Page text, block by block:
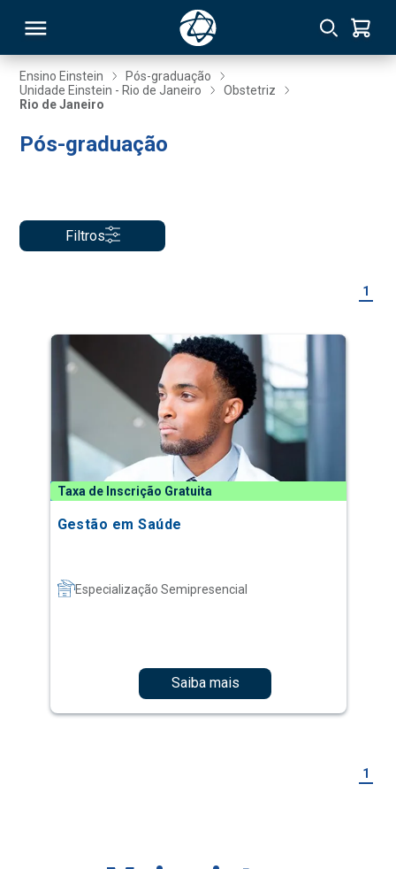
Ensino Einstein
Pós-graduação
Unidade Einstein - Rio de Janeiro
Obstetriz
Rio de Janeiro
Pós-graduação
Filtros
1
Taxa de Inscrição Gratuita
Gestão em Saúde
Especialização Semipresencial
Saiba mais
1